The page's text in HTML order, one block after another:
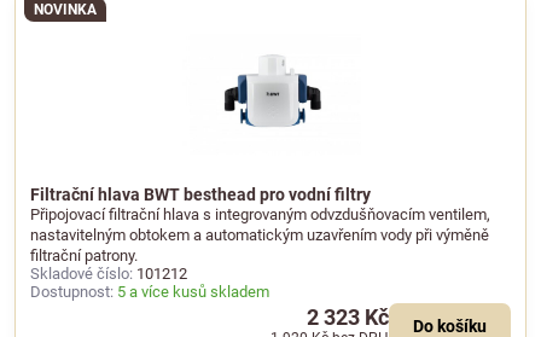
Filtrační hlava BWT besthead pro vodní filtry
NOVINKA
Připojovací filtrační hlava s integrovaným odvzdušňovacím ventilem,
nastavitelným obtokem a automatickým uzavřením vody při výměně
filtrační patrony.
Skladové číslo: 101212
Dostupnost: 5 a více kusů skladem
2 323 Kč Do košíku